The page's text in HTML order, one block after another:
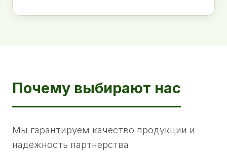
Почему выбирают нас
Мы гарантируем качество продукции и
надежность партнерства